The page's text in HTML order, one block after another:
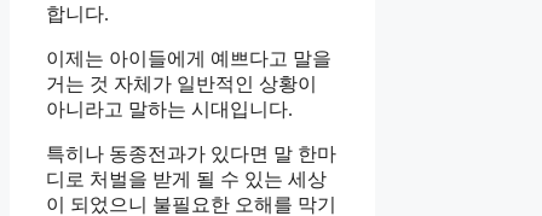
합니다.
이제는 아이들에게 예쁘다고 말을
거는 것 자체가 일반적인 상황이
아니라고 말하는 시대입니다.
특히나 동종전과가 있다면 말 한마
디로 처벌을 받게 될 수 있는 세상
이 되었으니 불필요한 오해를 막기